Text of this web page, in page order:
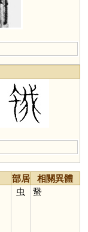
部居
相關異體
虫 䖸